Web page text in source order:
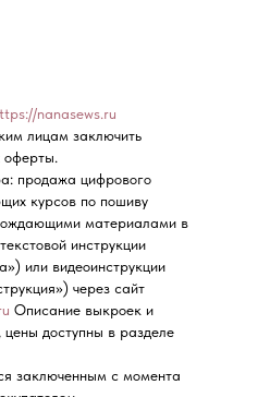
nanasews.ru
лицам заключить
оферты.
продажа цифрового
курсов по пошиву
материалами в
инструкции
или видеоинструкции
через сайт
Описание выкроек и
цены доступны в разделе
заключенным с момента